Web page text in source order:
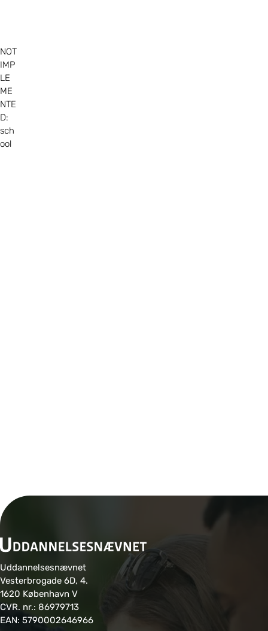
NOT
IMP
LE
ME
NTE
D:
sch
ool
Uddannelsesnævnet
Vesterbrogade 6D, 4.
1620 København V
CVR. nr.: 86979713
EAN: 5790002646966